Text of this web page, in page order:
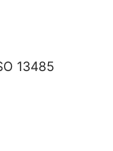
13485